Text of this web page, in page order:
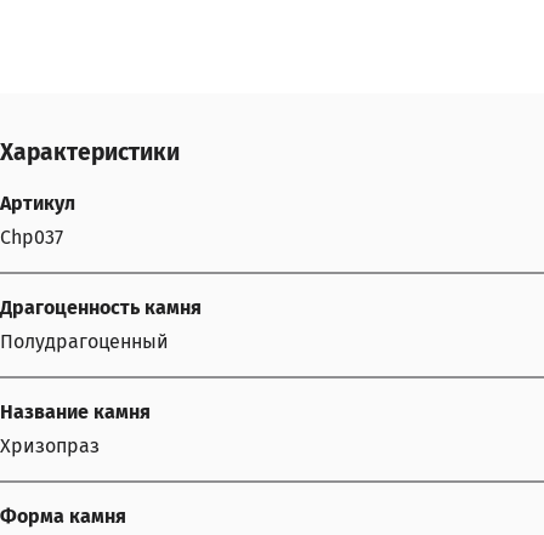
Характеристики
Артикул
Chp037
Драгоценность камня
Полудрагоценный
Название камня
Хризопраз
Форма камня